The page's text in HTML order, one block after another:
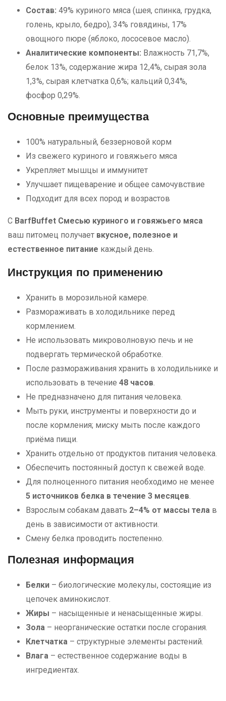
Состав: 49% куриного мяса (шея, спинка, грудка,
голень, крыло, бедро), 34% говядины, 17%
овощного пюре (яблоко, лососевое масло).
Аналитические компоненты: Влажность 71,7%,
белок 13%, содержание жира 12,4%, сырая зола
1,3%, сырая клетчатка 0,6%; кальций 0,34%,
фосфор 0,29%.
Основные преимущества
100% натуральный, беззерновой корм
Из свежего куриного и говяжьего мяса
Укрепляет мышцы и иммунитет
Улучшает пищеварение и общее самочувствие
Подходит для всех пород и возрастов
С BarfBuffet Смесью куриного и говяжьего мяса
ваш питомец получает вкусное, полезное и
естественное питание каждый день.
Инструкция по применению
Хранить в морозильной камере.
Размораживать в холодильнике перед
кормлением.
Не использовать микроволновую печь и не
подвергать термической обработке.
После размораживания хранить в холодильнике и
использовать в течение 48 часов
Не предназначено для питания человека.
Мыть руки, инструменты и поверхности до и
после кормления; миску мыть после каждого
приёма пищи.
Хранить отдельно от продуктов питания человека.
Обеспечить постоянный доступ к свежей воде.
Для полноценного питания необходимо не менее
5 источников белка в течение 3 месяцев
Взрослым собакам давать 2–4% от массы тела в
день в зависимости от активности.
Смену белка проводить постепенно.
Полезная информация
Белки – биологические молекулы, состоящие из
цепочек аминокислот.
Жиры – насыщенные и ненасыщенные жиры.
Зола – неорганические остатки после сгорания.
Клетчатка – структурные элементы растений.
Влага – естественное содержание воды в
ингредиентах.